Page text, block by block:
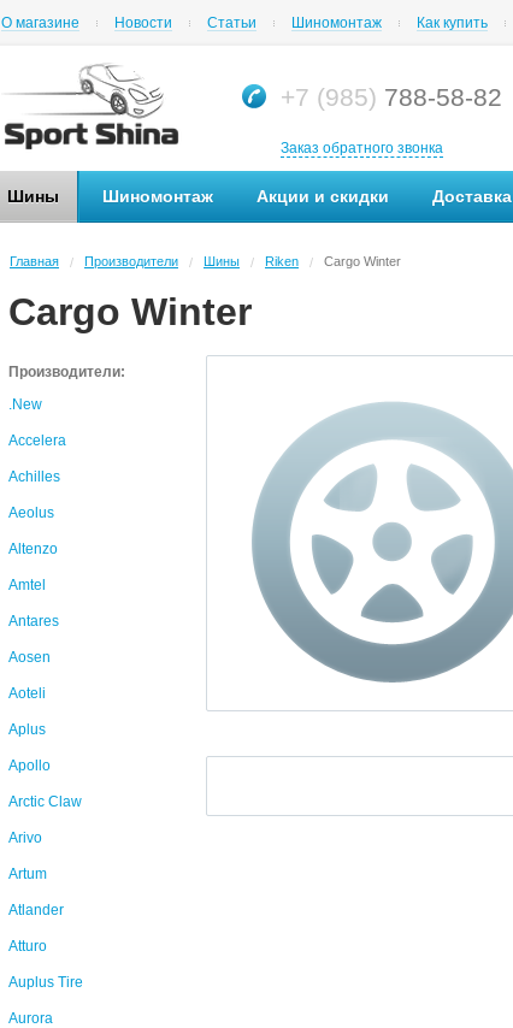
О магазине Новости Статьи Шиномонтаж Как купить
+7 (985) 788-58-82
Заказ обратного звонка
Шины Шиномонтаж Акции и скидки Доставка
Главная / Производители / Шины / Riken / Cargo Winter
Cargo Winter
Производители:
.New
Accelera
Achilles
Aeolus
Altenzo
Amtel
Antares
Aosen
Aoteli
Aplus
Apollo
Arctic Claw
Arivo
Artum
Atlander
Atturo
Auplus Tire
Aurora